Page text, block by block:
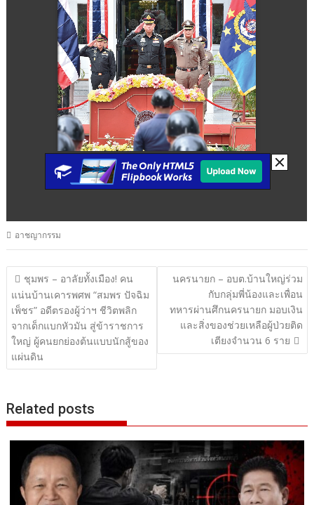
อาชญากรรม
แนะแนว
เรื่อง
ชุมพร – อาลัยทั้งเมือง! คน
แน่นบ้านเคารพศพ “สมพร ปัจฉิม
เพ็ชร” อดีตรองผู้ว่าฯ ชีวิตพลิก
จากเด็กแบกหัวมัน สู่ข้าราชการ
ใหญ่ ผู้คนยกย่องต้นแบบนักสู้ของ
แผ่นดิน
นครนายก – อบต.บ้านใหญ่ร่วม
กับกลุ่มพี่น้องและเพื่อน
ทหารผ่านศึกนครนายก มอบเงิน
และสิ่งของช่วยเหลือผู้ป่วยติด
เตียงจำนวน 6 ราย
Related posts